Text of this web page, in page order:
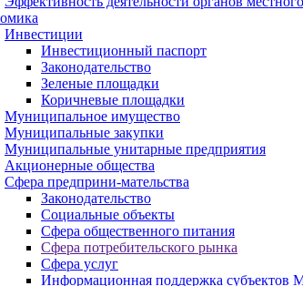
Инвестиции
Инвестиционный паспорт
Законодательство
Зеленые площадки
Коричневые площадки
Муниципальное имущество
Муниципальные закупки
Муниципальные унитарные предприятия
Акционерные общества
Сфера предприни-мательства
Законодательство
Социальные объекты
Сфера общественного питания
Сфера потребительского рынка
Сфера услуг
Информационная поддержка субъектов